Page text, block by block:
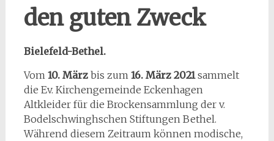
den guten Zweck
Bielefeld-Bethel.
Vom 10. März bis zum16. März 2021sammelt
die Ev. Kirchengemeinde Eckenhagen
Altkleider für die Brockensammlung der v.
Bodelschwinghschen Stiftungen Bethel.
Während diesem Zeitraum können modische,